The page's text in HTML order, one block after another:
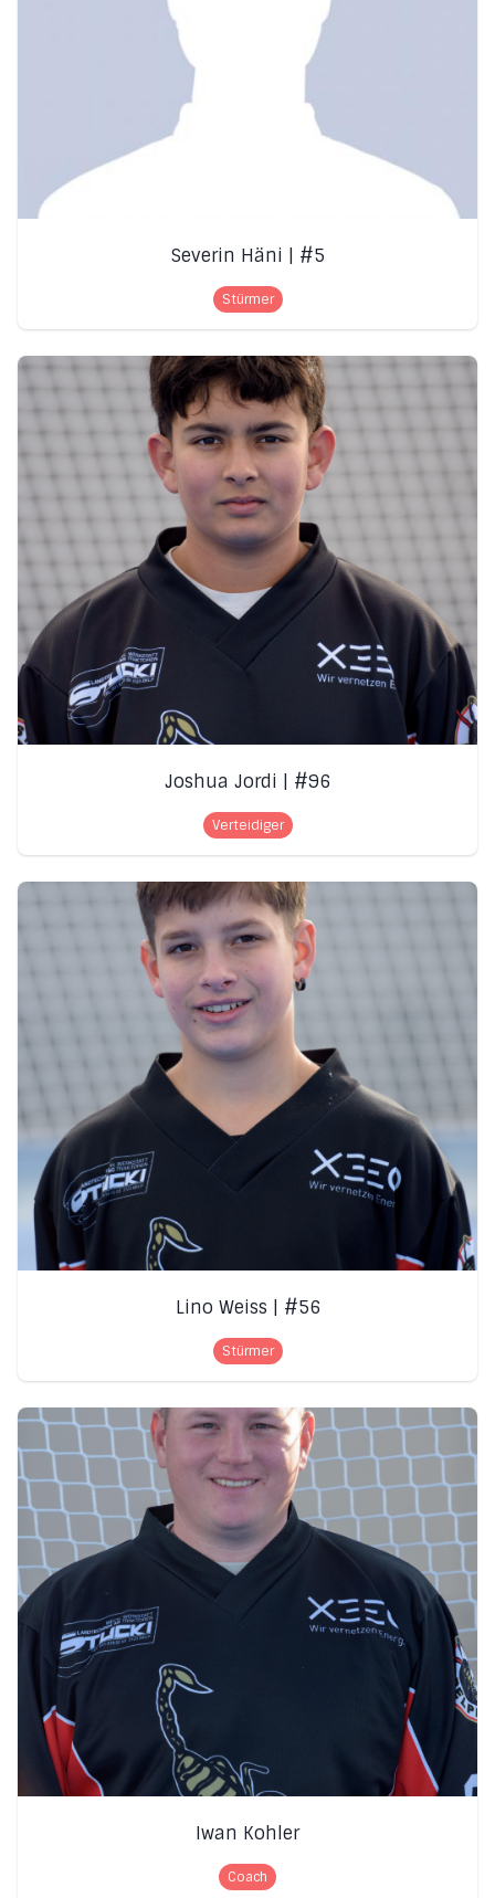
Severin Häni | #5
Stürmer
Joshua Jordi | #96
Verteidiger
Lino Weiss | #56
Stürmer
Iwan Kohler
Coach